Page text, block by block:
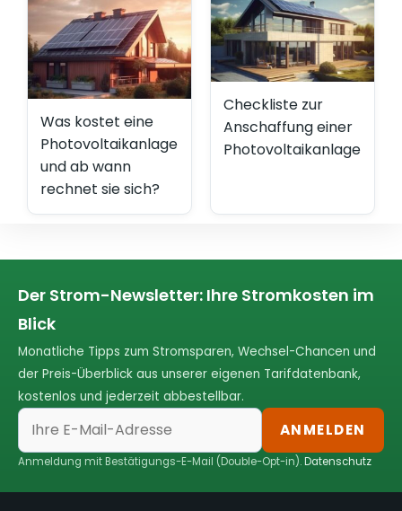
Was kostet eine
Photovoltaikanlage
und ab wann
rechnet sie sich?
Checkliste zur
Anschaffung einer
Photovoltaikanlage
Der Strom-Newsletter: Ihre Stromkosten im
Blick
Monatliche Tipps zum Stromsparen, Wechsel-Chancen und
der Preis-Überblick aus unserer eigenen Tarifdatenbank,
kostenlos und jederzeit abbestellbar.
ANMELDEN
Anmeldung mit Bestätigungs-E-Mail (Double-Opt-in).Datenschutz